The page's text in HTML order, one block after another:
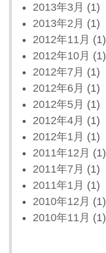
2013年3月 (1)
2013年2月 (1)
2012年11月 (1)
2012年10月 (1)
2012年7月 (1)
2012年6月 (1)
2012年5月 (1)
2012年4月 (1)
2012年1月 (1)
2011年12月 (1)
2011年7月 (1)
2011年1月 (1)
2010年12月 (1)
2010年11月 (1)